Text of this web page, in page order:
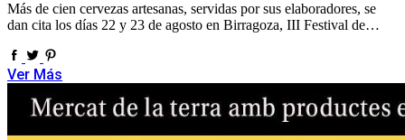
Más de cien cervezas artesanas, servidas por sus elaboradores, se
dan cita los días 22 y 23 de agosto en Birragoza, III Festival de…
Ver Más